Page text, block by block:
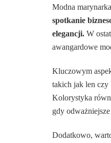
Modna
spotkanie
elegancji. W
awangardowe
Kluczowym
takich jak len czy
Kolorystyka
gdy
Dodatkowo,